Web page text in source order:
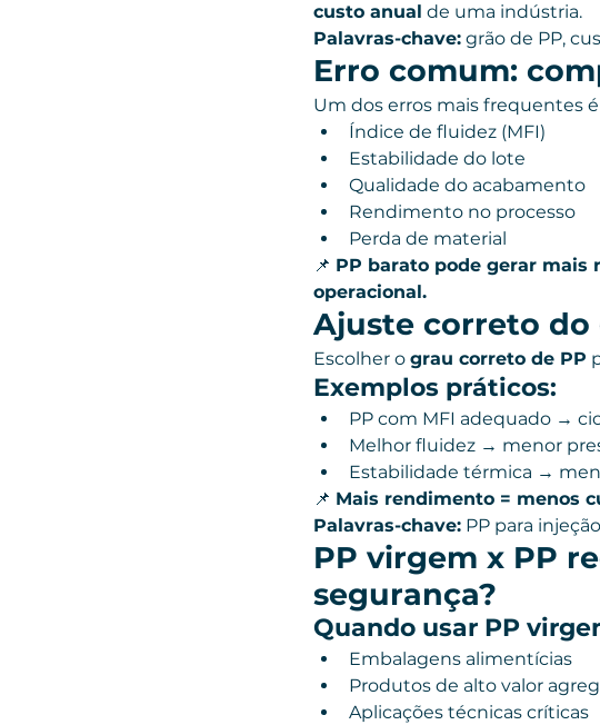
custo anual de uma indústria.
Palavras-chave: grão de PP,
Erro comum:
Um dos erros mais frequentes
Índice de fluidez (MFI)
Estabilidade do lote
Qualidade do acabamento
Rendimento no processo
Perda de material
📌 PP barato pode gerar mais
operacional.
Ajuste correto do
Escolher o grau correto de PP
Exemplos práticos:
PP com MFI adequado →
Melhor fluidez → menor
Estabilidade térmica →
📌 Mais rendimento = menos
Palavras-chave: PP para
PP virgem x PP
segurança?
Quando usar PP
Embalagens alimentícias
Produtos de alto valor
Aplicações técnicas críticas